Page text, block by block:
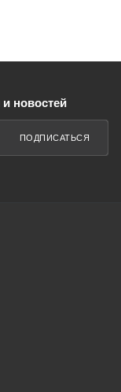
новостей
ПОДПИСАТЬСЯ